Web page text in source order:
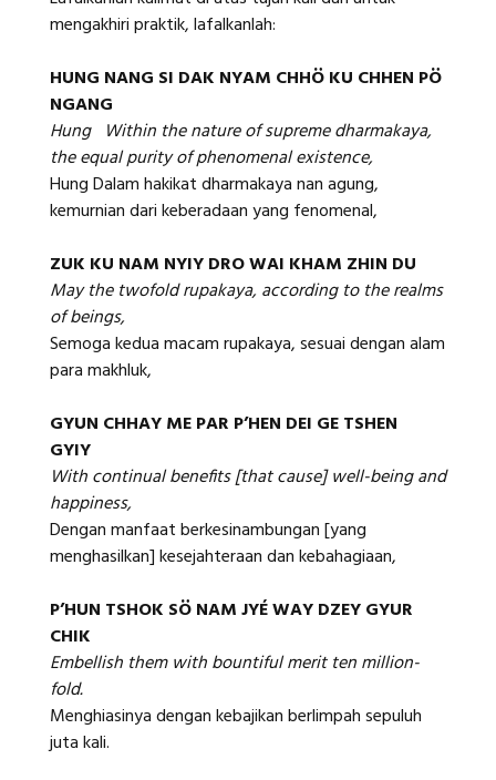
mengakhiri praktik, lafalkanlah:
HUNG NANG SI DAK NYAM CHHÖ KU CHHEN PÖ
NGANG
Hung Within the nature of supreme dharmakaya,
the equal purity of phenomenal existence,
Hung Dalam hakikat dharmakaya nan agung,
kemurnian dari keberadaan yang fenomenal,
ZUK KU NAM NYIY DRO WAI KHAM ZHIN DU
May the twofold rupakaya, according to the realms
of beings,
Semoga kedua macam rupakaya, sesuai dengan alam
para makhluk,
GYUN CHHAY ME PAR P’HEN DEI GE TSHEN
GYIY
With continual benefits [that cause] well-being and
happiness,
Dengan manfaat berkesinambungan [yang
menghasilkan] kesejahteraan dan kebahagiaan,
P’HUN TSHOK SÖ NAM JYÉ WAY DZEY GYUR
CHIK
Embellish them with bountiful merit ten million-
fold.
Menghiasinya dengan kebajikan berlimpah sepuluh
juta kali.